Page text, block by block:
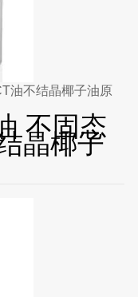
油不结晶椰子油原
不固态
晶椰子